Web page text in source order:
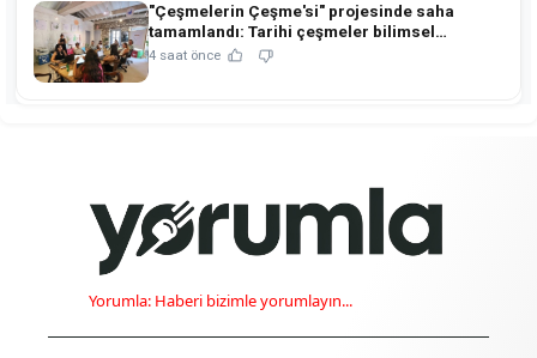
"Çeşmelerin Çeşme'si" projesinde saha
tamamlandı: Tarihi çeşmeler bilimsel
restorasyonla ihya edilecek!
4 saat önce
Yorumla: Haberi bizimle yorumlayın...